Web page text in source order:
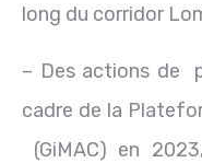
long du corridor
– Des actions de
cadre de la
(GiMAC) en